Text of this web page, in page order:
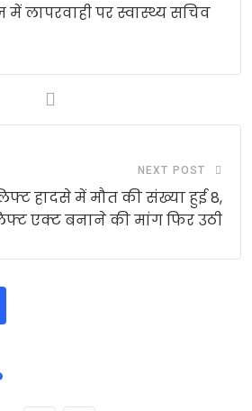
लापरवाही पर स्वास्थ्य सचिव
NEXT POST
हादसे में मौत की संख्या हुई 8,
एक्ट बनाने की मांग फिर उठी